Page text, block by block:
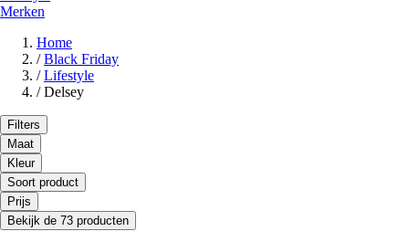
Merken
Home
/ Black Friday
/ Lifestyle
/ Delsey
Filters
Maat
Kleur
Soort product
Prijs
Bekijk de 73 producten